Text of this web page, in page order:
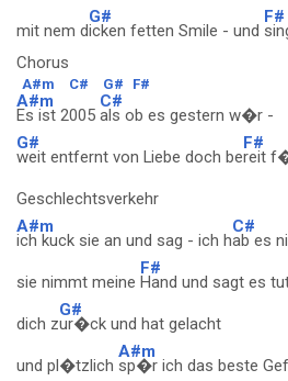
mit nem d
G#
icken fetten Smile - und
F#
Chorus
A#m C# G# F#
A#m
Es ist 2005
C#
als ob es gestern w�r -
G#
weit entfernt von Liebe doch be
F#
reit
Geschlechtsverkehr
A#m
ich kuck sie an und sag - ich h
C#
ab es
sie nimmt meine
F#
Hand und sagt es
dich z
G#
ur�ck und hat gelacht
und pl�tzlich
A#m
sp�r ich das beste